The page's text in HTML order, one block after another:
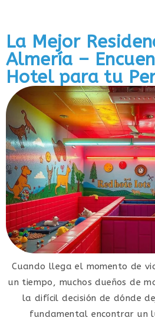
La Mejor
Almería –
Hotel para tu
Cuando llega el momento de
un tiempo, muchos dueños de
la difícil decisión de dónde
fundamental encontrar un